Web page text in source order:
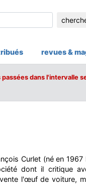
revues &
dans
Curlet (né en
dont il critique
l'œuf de voiture,